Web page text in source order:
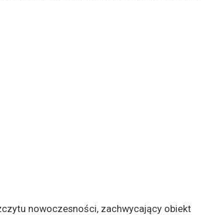
nowoczesności, zachwycający obiekt